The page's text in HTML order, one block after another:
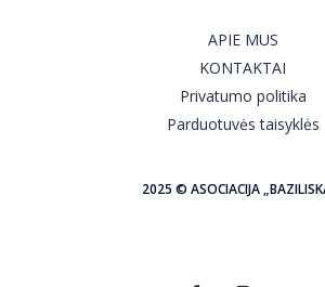
APIE MUS
KONTAKTAI
Privatumo politika
Parduotuvės taisyklės
2025 © ASOCIACIJA